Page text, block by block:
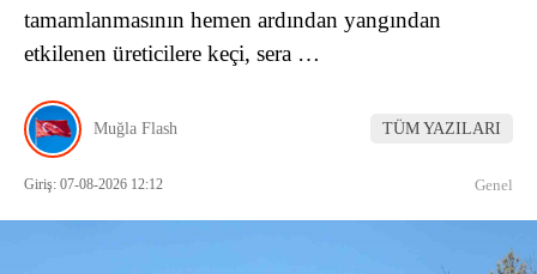
tamamlanmasının hemen ardından yangından
etkilenen üreticilere keçi, sera …
Muğla Flash TÜM YAZILARI
Giriş: 07-08-2026 12:12 Genel